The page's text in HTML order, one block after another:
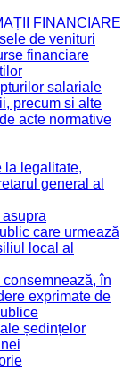
FINANCIARE
de venituri
financiare
salariale
precum si alte
acte normative
la legalitate,
general al
care urmează
local al
în
exprimate de
ședințelor